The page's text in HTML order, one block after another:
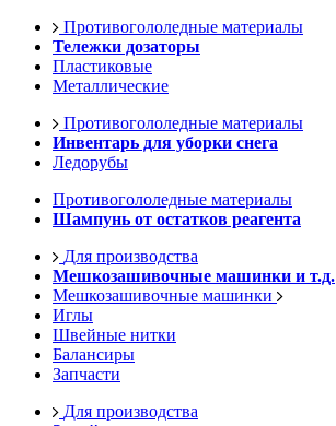
Противогололедные материалы
Тележки дозаторы
Пластиковые
Металлические
Противогололедные материалы
Инвентарь для уборки снега
Ледорубы
Противогололедные материалы
Шампунь от остатков реагента
Для производства
Мешкозашивочные машинки и т.д.
Мешкозашивочные машинки
Иглы
Швейные нитки
Балансиры
Запчасти
Для производства